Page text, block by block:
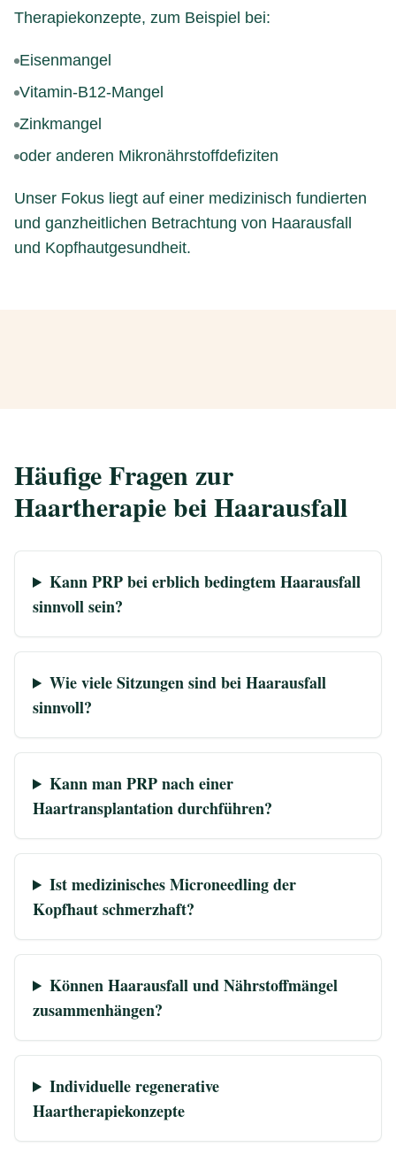
Therapiekonzepte, zum Beispiel bei:
Eisenmangel
Vitamin-B12-Mangel
Zinkmangel
oder anderen Mikronährstoffdefiziten
Unser Fokus liegt auf einer medizinisch fundierten
und ganzheitlichen Betrachtung von Haarausfall
und Kopfhautgesundheit.
Häufige Fragen zur
Haartherapie bei Haarausfall
Kann PRP bei erblich bedingtem Haarausfall
sinnvoll sein?
Wie viele Sitzungen sind bei Haarausfall
sinnvoll?
Kann man PRP nach einer
Haartransplantation durchführen?
Ist medizinisches Microneedling der
Kopfhaut schmerzhaft?
Können Haarausfall und Nährstoffmängel
zusammenhängen?
Individuelle regenerative
Haartherapiekonzepte